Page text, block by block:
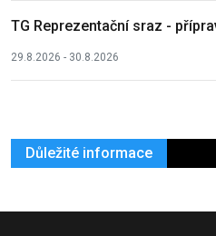
TG Reprezentační sraz -
29.8.2026 - 30.8.2026
Důležité informace